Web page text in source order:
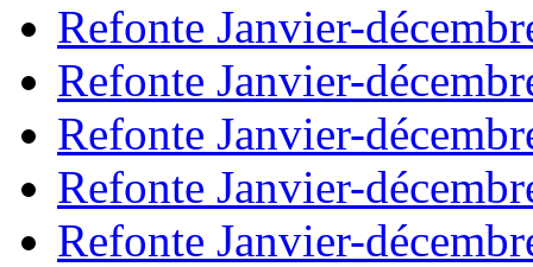
Refonte Janvier-
Refonte Janvier-
Refonte Janvier-
Refonte Janvier-
Refonte Janvier-